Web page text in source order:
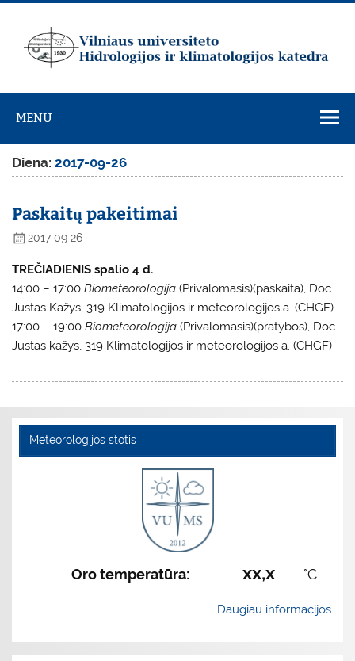
Skip
universiteto
Hidrologijos ir
klimatologijos
katedra
MENU
Diena:2017-09-26
Paskaitų pakeitimai
2017 09 26
TREČIADIENIS spalio 4 d.
14:00 – 17:00Biometeorologija (Privalomasis)(paskaita), Doc.
Justas Kažys, 319 Klimatologijos ir meteorologijos a. (CHGF)
17:00 – 19:00Biometeorologija (Privalomasis)(pratybos), Doc.
Justas kažys, 319 Klimatologijos ir meteorologijos a. (CHGF)
Meteorologijos stotis
Oro temperatūra: xx,x °C
Daugiau informacijos